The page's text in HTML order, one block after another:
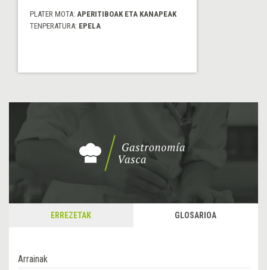
PLATER MOTA: APERITIBOAK ETA KANAPEAK
TENPERATURA: EPELA
ERREZETAK GLOSARIOA
Arrainak